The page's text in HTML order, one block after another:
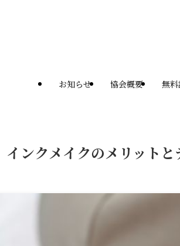
お知らせ 協会概要 無
インクメイクのメリットと